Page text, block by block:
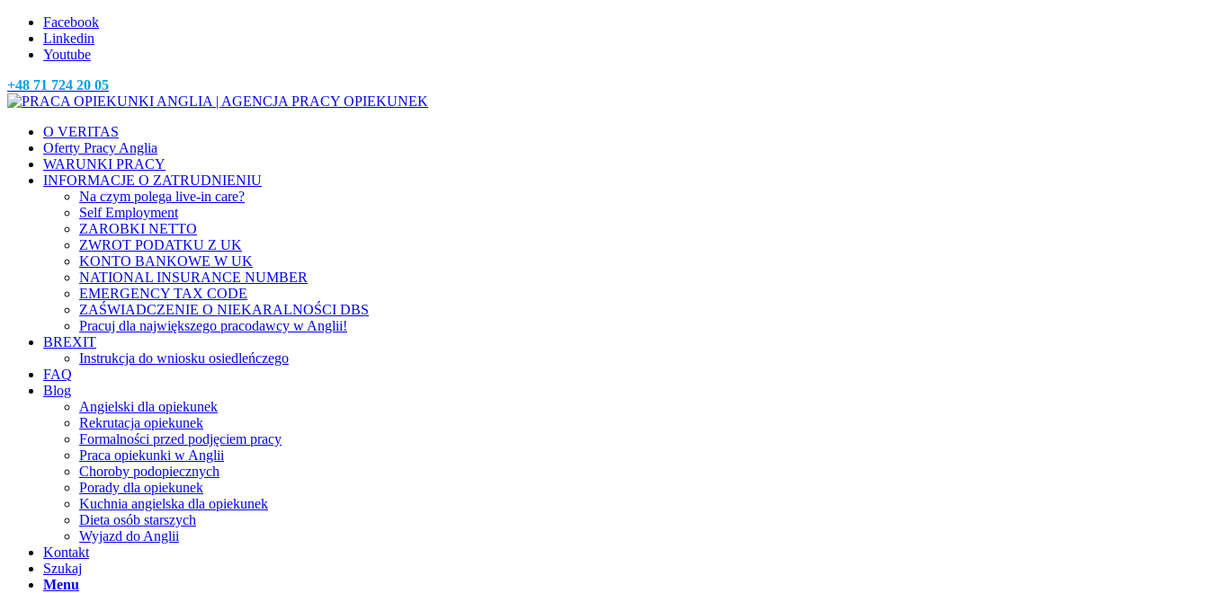
Facebook
Linkedin
Youtube
+48 71 724 20 05
O VERITAS
Oferty Pracy Anglia
WARUNKI PRACY
INFORMACJE O ZATRUDNIENIU
Na czym polega live-in care?
Self Employment
ZAROBKI NETTO
ZWROT PODATKU Z UK
KONTO BANKOWE W UK
NATIONAL INSURANCE NUMBER
EMERGENCY TAX CODE
ZAŚWIADCZENIE O NIEKARALNOŚCI DBS
Pracuj dla największego pracodawcy w Anglii!
BREXIT
Instrukcja do wniosku osiedleńczego
FAQ
Blog
Angielski dla opiekunek
Rekrutacja opiekunek
Formalności przed podjęciem pracy
Praca opiekunki w Anglii
Choroby podopiecznych
Porady dla opiekunek
Kuchnia angielska dla opiekunek
Dieta osób starszych
Wyjazd do Anglii
Kontakt
Szukaj
Menu